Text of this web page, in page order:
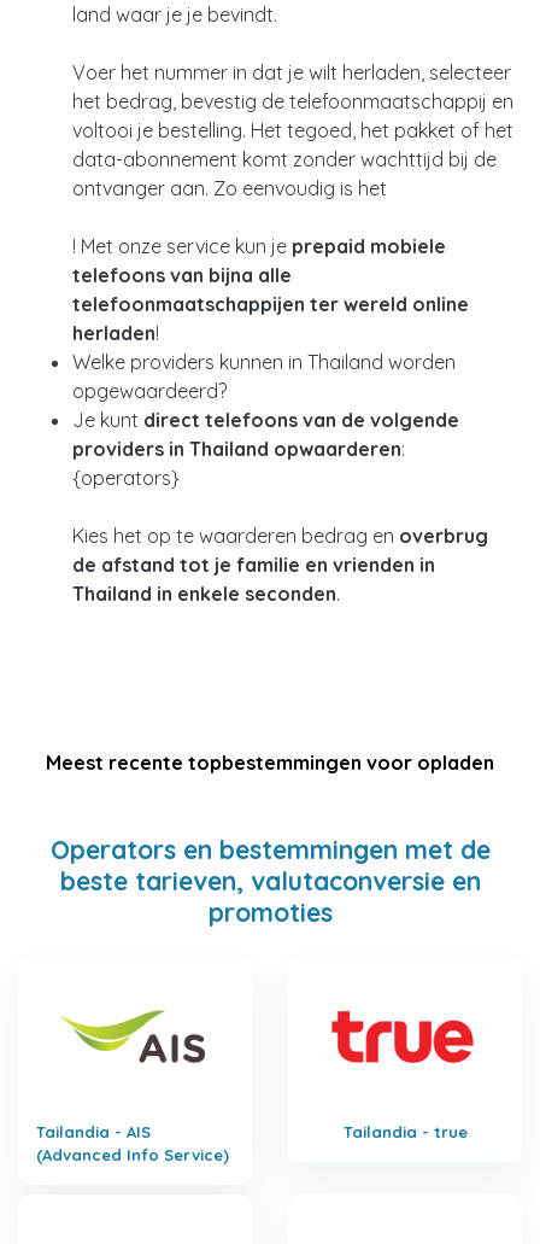
land waar je je bevindt.
Voer het nummer in dat je wilt herladen, selecteer
het bedrag, bevestig de telefoonmaatschappij en
voltooi je bestelling. Het tegoed, het pakket of het
data-abonnement komt zonder wachttijd bij de
ontvanger aan. Zo eenvoudig is het
! Met onze service kun je prepaid mobiele
telefoons van bijna alle
telefoonmaatschappijen ter wereld online
herladen!
Welke providers kunnen in Thailand worden
opgewaardeerd?
Je kunt direct telefoons van de volgende
providers in Thailand opwaarderen:
{operators}
Kies het op te waarderen bedrag en overbrug
de afstand tot je familie en vrienden in
Thailand in enkele seconden.
Meest recente topbestemmingen voor opladen
Operators en bestemmingen met de
beste tarieven, valutaconversie en
promoties
Tailandia - AIS
(Advanced Info Service)
Tailandia - true